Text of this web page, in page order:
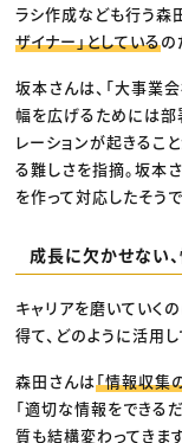
ラシ作成なども行う森
ザイナー」としているの
坂本さんは、「大事業
幅を広げるためには部
レーションが起きるこ
る難しさを指摘。坂本
を作って対応したそうで
成長に欠かせない
キャリアを磨いていく
得て、どのように活用し
森田さんは「情報収集
「適切な情報をできる
質も結構変わってきま